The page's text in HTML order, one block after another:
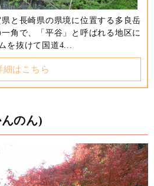
と長崎県の県境に位置する多良岳
角で、「平谷」と呼ばれる地区に
を抜けて国道4...
細はこちら
のん)